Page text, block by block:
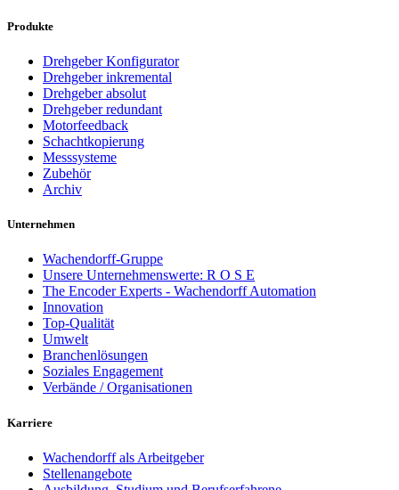
Produkte
Drehgeber Konfigurator
Drehgeber inkremental
Drehgeber absolut
Drehgeber redundant
Motorfeedback
Schachtkopierung
Messsysteme
Zubehör
Archiv
Unternehmen
Wachendorff-Gruppe
Unsere Unternehmenswerte: R O S E
The Encoder Experts - Wachendorff Automation
Innovation
Top-Qualität
Umwelt
Branchenlösungen
Soziales Engagement
Verbände / Organisationen
Karriere
Wachendorff als Arbeitgeber
Stellenangebote